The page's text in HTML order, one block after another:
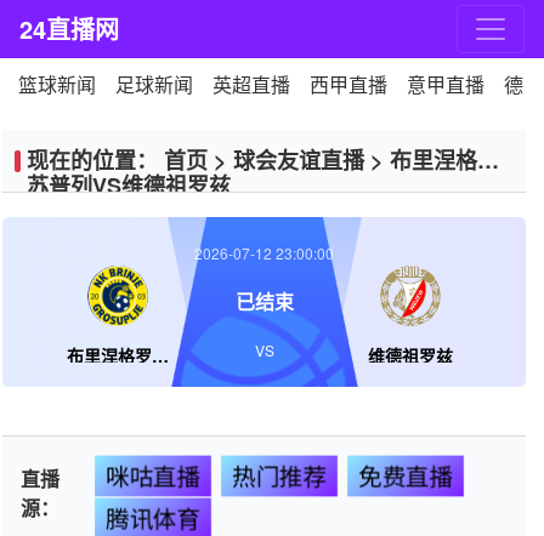
24直播网
篮球新闻 足球新闻 英超直播 西甲直播 意甲直播 德
现在的位置： 首页 > 球会友谊直播> 布里涅格罗
苏普列VS维德祖罗兹
布里涅格罗苏普列 维德祖罗兹
2026-07-12 23:00:00
已结束
VS
直播
源：
咪咕直播 热门推荐
免费直播
腾讯体育